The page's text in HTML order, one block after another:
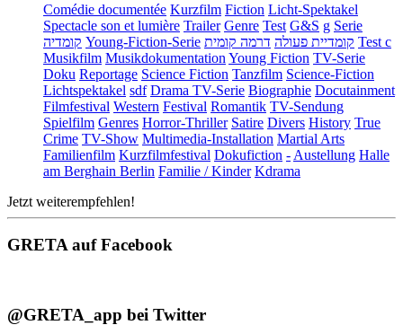
Comédie documentée Kurzfilm Fiction Licht-Spektakel
Spectacle son et lumière Trailer Genre Test G&S g Serie
קומדיה Young-Fiction-Serie קומדיית פעולה דרמה קומית
Test c
Musikfilm Musikdokumentation Young Fiction TV-Serie
Doku Reportage Science Fiction Tanzfilm Science-Fiction
Lichtspektakel sdf Drama TV-Serie Biographie Docutainment
Filmfestival Western Festival Romantik TV-Sendung
Spielfilm Genres Horror-Thriller Satire Divers History True
Crime TV-Show Multimedia-Installation Martial Arts
Familienfilm Kurzfilmfestival Dokufiction - Austellung Halle
am Berghain Berlin Familie / Kinder Kdrama
Jetzt weiterempfehlen!
GRETA auf Facebook
@GRETA_app bei Twitter